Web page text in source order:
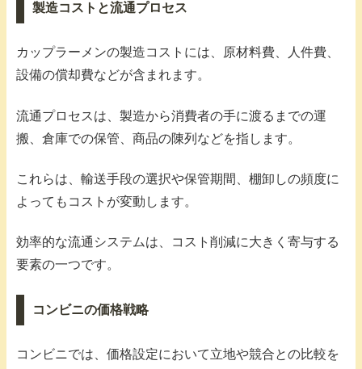
製造コストと流通プロセス
カップラーメンの製造コストには、原材料費、人件費、
設備の償却費などが含まれます。
流通プロセスは、製造から消費者の手に渡るまでの運
搬、倉庫での保管、商品の陳列などを指します。
これらは、輸送手段の選択や保管期間、棚卸しの頻度に
よってもコストが変動します。
効率的な流通システムは、コスト削減に大きく寄与する
要素の一つです。
コンビニの価格戦略
コンビニでは、価格設定において立地や競合との比較を